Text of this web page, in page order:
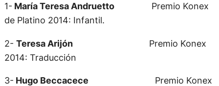
1- María Teresa Andruetto Premio Konex
de Platino 2014: Infantil.
2- Teresa Arijón Premio Konex
2014: Traducción
3- Hugo Beccacece Premio Konex